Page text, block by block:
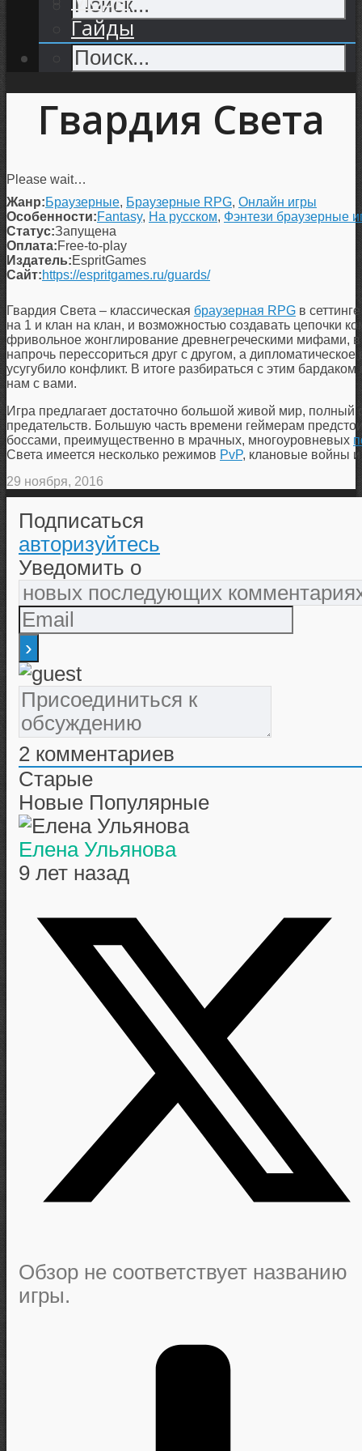
Гайды
Гвардия Света
Please wait…
Жанр:Браузерные, Браузерные RPG, Онлайн игры
Особенности:Fantasy, На русском, Фэнтези браузерные
Статус:Запущена
Оплата:Free-to-play
Издатель:EspritGames
Сайт:https://espritgames.ru/guards/
Гвардия Света – классическая браузерная RPG в
на 1 и клан на клан, и возможностью создавать цепочки
фривольное жонглирование древнегреческими мифами, в
напрочь перессориться друг с другом, а
усугубило конфликт. В итоге разбираться с этим
нам с вами.
Игра предлагает достаточно большой живой мир, полный
предательств. Большую часть времени геймерам
боссами, преимущественно в мрачных, многоуровневых
Света имеется несколько режимов PvP, клановые войны и
29 ноября, 2016
Подписаться
авторизуйтесь
Уведомить о
2 комментариев
Старые
Новые Популярные
Елена Ульянова
9 лет назад
Обзор не соответствует названию
игры.